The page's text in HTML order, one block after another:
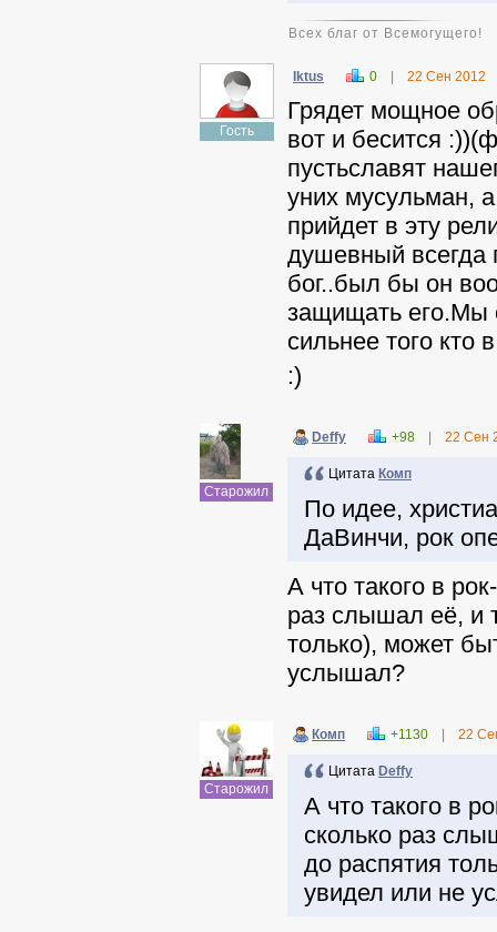
Всех благ от Всемогущего!
Гость
Iktus 0 22 Сен 2012
Грядет мощное
вот и бесится
пустьславят
уних мусульман,
прийдет в эту
душевный всегда
бог..был бы он
защищать его.Мы
сильнее того
:)
Старожил
Deffy +98 22 Сен
Цитата Комп
По идее,
ДаВинчи, рок
А что такого в
раз слышал её, и
только), может
услышал?
Старожил
Комп +1130 22
Цитата Deffy
А что такого в
сколько раз
до распятия
увидел или не